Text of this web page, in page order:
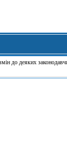
до деяких